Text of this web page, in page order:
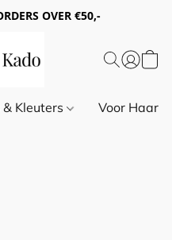
OVER €50,-
& Kleuters Voor Haar